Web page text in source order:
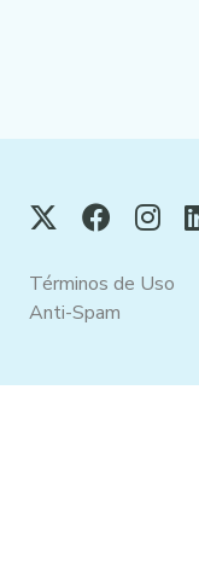
Términos de Uso
Anti-Spam